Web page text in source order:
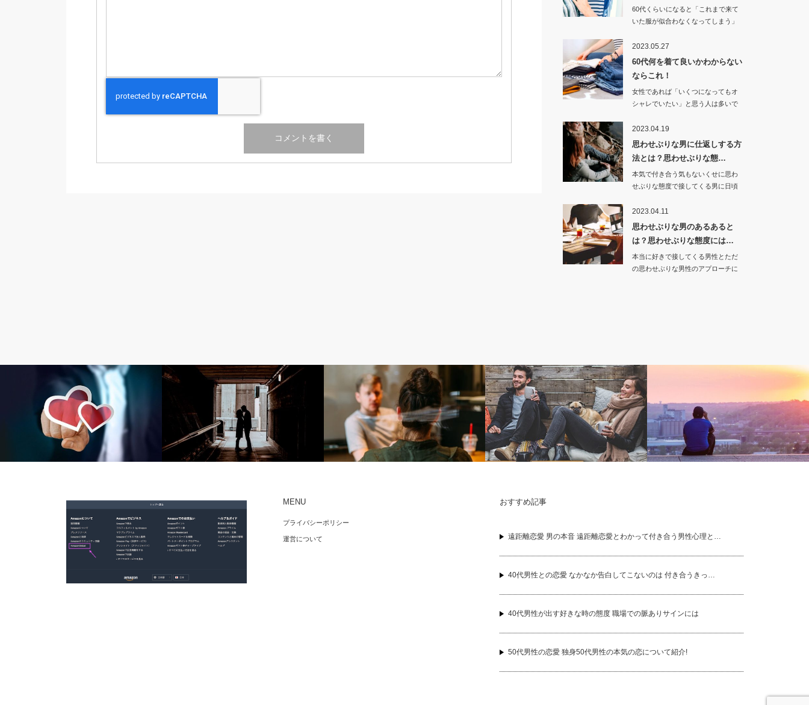
60代くらいになると「これまで来て
いた服が似合わなくなってしまう」
2023.05.27
60代何を着て良いかわからない
ならこれ！
女性であれば「いくつになってもオ
シャレでいたい」と思う人は多いで
2023.04.19
思わせぶりな男に仕返しする方
法とは？思わせぶりな態…
本気で付き合う気もないくせに思わ
せぶりな態度で接してくる男に日頃
2023.04.11
思わせぶりな男のあるあると
は？思わせぶりな態度には…
本当に好きで接してくる男性とただ
の思わせぶりな男性のアプローチに
40代男性が出す好きな時の態度 職場で
の脈ありサインには
50代男性の恋愛 独身50代男性の本気の
恋について紹介!
40代男性との恋愛 なかなか告白してこ
タイプ？
って付き合う男性心理とは？
おすすめ記事
遠距離恋愛 男の本音 遠距離恋愛とわかって付き合う男性心理と…
40代男性との恋愛 なかなか告白してこないのは 付き合うきっ…
40代男性が出す好きな時の態度 職場での脈ありサインには
50代男性の恋愛 独身50代男性の本気の恋について紹介!
MENU
プライバシーポリシー
運営について